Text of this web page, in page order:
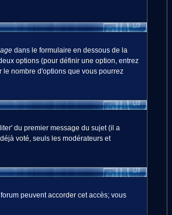
dans le formulaire en dessous de la
options (pour définir une option, entrez
nombre d'options que vous pourrez
du premier message du sujet (il a
voté, seuls les modérateurs et
peuvent accorder cet accès; vous